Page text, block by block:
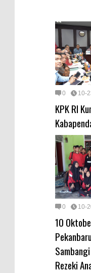
0 10-
KPK RI
0 10-
10
Rezeki